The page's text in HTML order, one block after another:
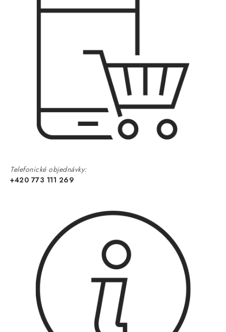
Telefonické objednávky:
+420 773 111 269